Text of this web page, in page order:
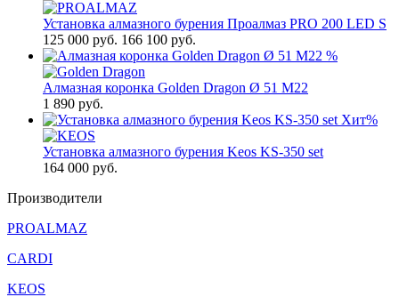
Установка алмазного бурения Проалмаз PRO 200 LED S
125 000 руб. 166 100 руб.
%
Алмазная коронка Golden Dragon Ø 51 М22
1 890 руб.
Хит%
Установка алмазного бурения Keos KS-350 set
164 000 руб.
Производители
PROALMAZ
CARDI
KEOS